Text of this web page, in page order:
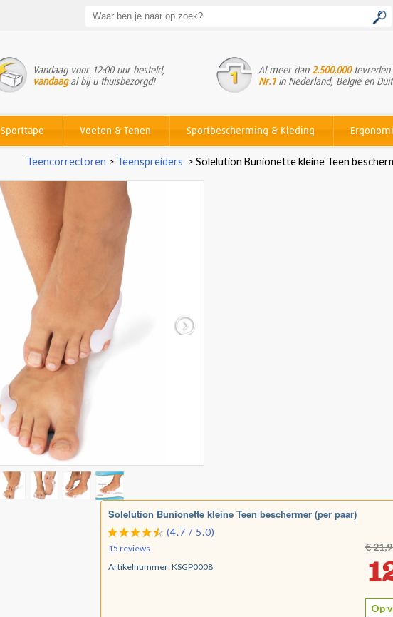
Vandaag voor 12:00 uur besteld,
vandaagal bij u thuisbezorgd!
Al meer dan 2.500.000tevreden
Nr.1in Nederland, België en
Sporttape Voeten & Tenen Sportbescherming & Kleding
Teencorrectoren > Teenspreiders > Solelution Bunionette kleine Teen
€
Op
Solelution Bunionette kleine Teen beschermer (per paar)
(4.7 / 5.0)
15 reviews
Artikelnummer:KSGP0008